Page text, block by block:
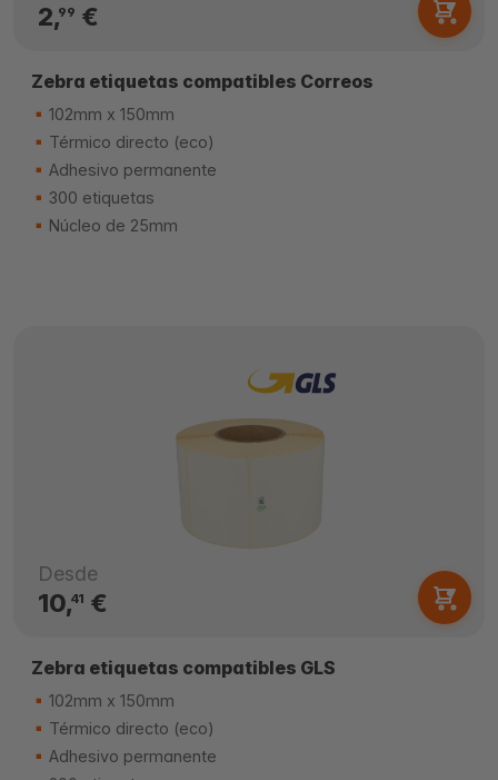
2,99 €
Zebra etiquetas compatibles Correos
102mm x 150mm
Térmico directo (eco)
Adhesivo permanente
300 etiquetas
Núcleo de 25mm
Desde
10,41 €
Zebra etiquetas compatibles GLS
102mm x 150mm
Térmico directo (eco)
Adhesivo permanente